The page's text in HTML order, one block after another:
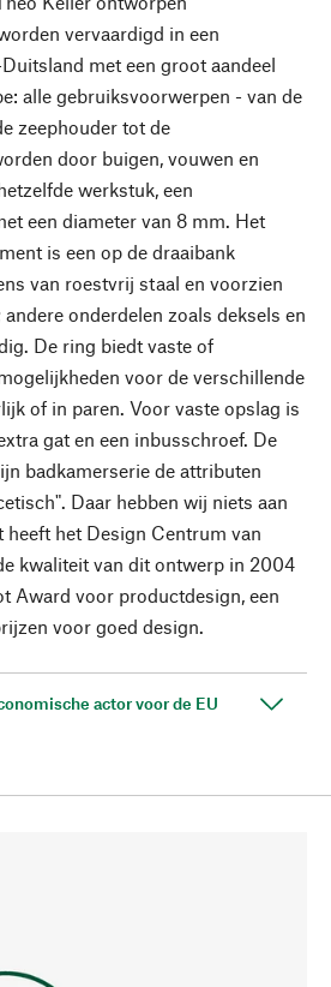
vervaardigd in een
met een groot aandeel
alle gebruiksvoorwerpen - van de
zeephouder tot de
door buigen, vouwen en
werkstuk, een
een diameter van 8 mm. Het
is een op de draaibank
van roestvrij staal en voorzien
onderdelen zoals deksels en
De ring biedt vaste of
voor de verschillende
of in paren. Voor vaste opslag is
gat en een inbusschroef. De
badkamerserie de attributen
Daar hebben wij niets aan
heeft het Design Centrum van
kwaliteit van dit ontwerp in 2004
Award voor productdesign, een
voor goed design.
actor voor de EU